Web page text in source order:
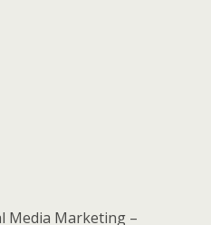
Media Marketing –